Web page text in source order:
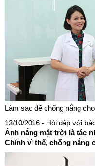
Làm sao để chống nắng
13/10/2016 - Hỏi đáp với
Ánh nắng mặt trời là tác
Chính vì thế, chống nắng